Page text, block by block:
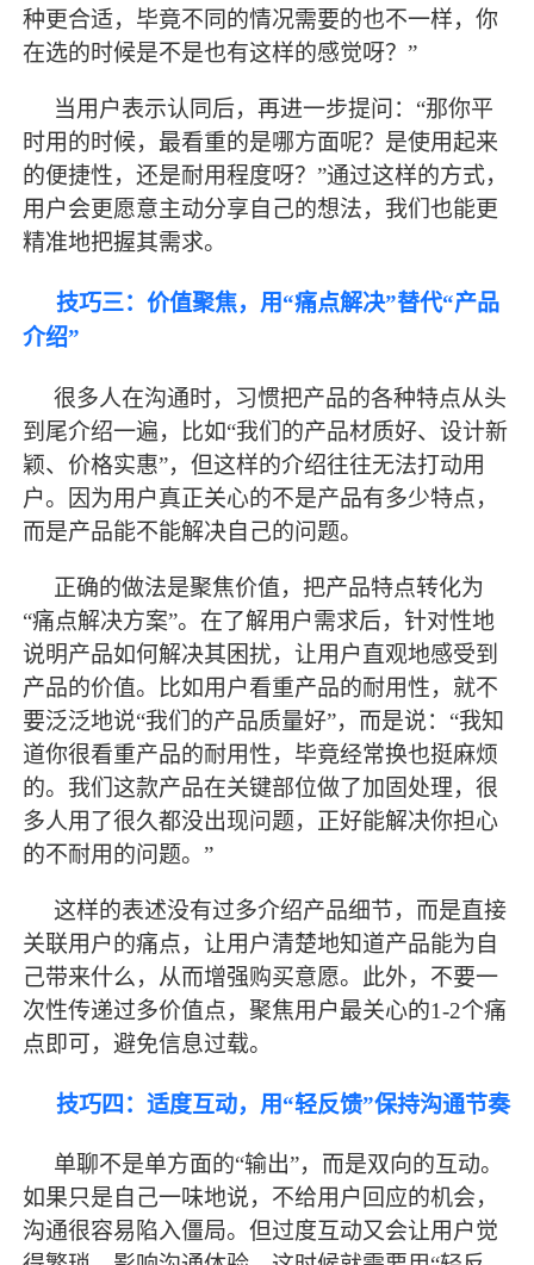
种更合适，毕竟不同的情况需要的也不一样，你
在选的时候是不是也有这样的感觉呀？”
当用户表示认同后，再进一步提问： “那你平
时用的时候， 最看重的是哪方面呢？是使用起来
的便捷性，还是耐用程度呀？”通过这样的方式，
用户会更愿意主动分享自己的想法，我们也能更
精准地把握其需求。
技巧三：价值聚焦，用“痛点解决”替代“产品
介绍”
很多人在沟通时，习惯把产品的各种特点从头
到尾介绍一遍，比如“我们的产品材质好、设计新
颖、价格实惠”，但这样的介绍往往无法打动用
户。因为用户真正关心的不是产品有多少特点，
而是产品能不能解决自己的问题。
正确的做法是聚焦价值，把产品特点转化为
“痛点解决方案”。在了解用户需求后，针对性地
说明产品如何解决其困扰，让用户直观地感受到
产品的价值。比如用户看重产品的耐用性，就不
要泛泛地说“我们的产品质量好”，而是说：“我知
道你很看重产品的耐用性，毕竟经常换也挺麻烦
的。我们这款产品在关键部位做了加固处理，很
多人用了很久都没出现问题，正好能解决你担心
的不耐用的问题。”
这样的表述没有过多介绍产品细节，而是直接
关联用户的痛点，让用户清楚地知道产品能为自
己带来什么，从而增强购买意愿。此外，不要一
次性传递过多价值点，聚焦用户最关心的1-2个痛
点即可，避免信息过载。
技巧四：适度互动，用“轻反馈”保持沟通节奏
单聊不是单方面的“输出”，而是双向的互动。
如果只是自己一味地说，不给用户回应的机会，
沟通很容易陷入僵局。但过度互动又会让用户觉